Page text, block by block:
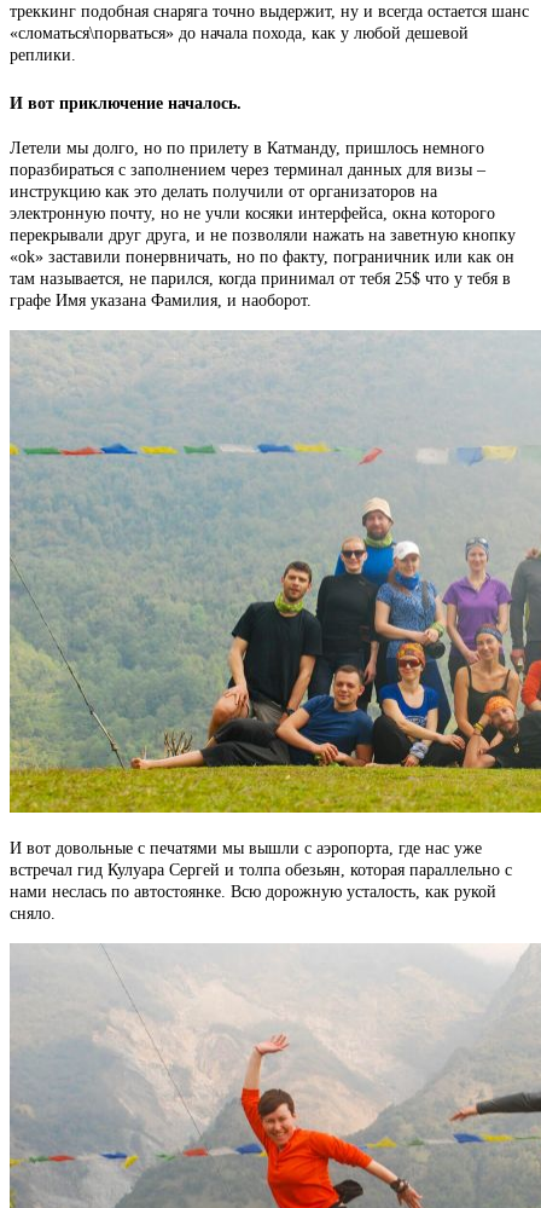
треккинг подобная снаряга точно выдержит, ну и всегда остается шанс
«сломаться\порваться» до начала похода, как у любой дешевой
реплики.
И вот приключение началось.
Летели мы долго, но по прилету в Катманду, пришлось немного
поразбираться с заполнением через терминал данных для визы –
инструкцию как это делать получили от организаторов на
электронную почту, но не учли косяки интерфейса, окна которого
перекрывали друг друга, и не позволяли нажать на заветную кнопку
«ok» заставили понервничать, но по факту, пограничник или как он
там называется, не парился, когда принимал от тебя 25$ что у тебя в
графе Имя указана Фамилия, и наоборот.
И вот довольные с печатями мы вышли с аэропорта, где нас уже
встречал гид Кулуара Сергей и толпа обезьян, которая параллельно с
нами неслась по автостоянке. Всю дорожную усталость, как рукой
сняло.